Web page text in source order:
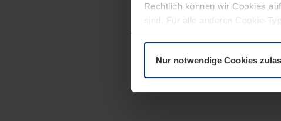
Rechtlich können wir Cookies
sind. Für alle anderen Cookie-
Erläuterung auf der Seite
Nur notwendige Cookies